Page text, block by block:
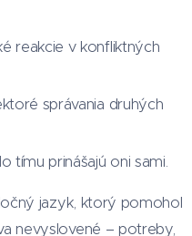
reakcie v konfliktných
správania druhých
tímu prinášajú oni sami.
jazyk, ktorý pomohol
nevyslovené – potreby,